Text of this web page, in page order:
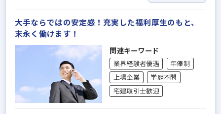
大手ならではの安定感！充実した福利厚生のもと、
末永く働けます！
関連キーワード
業界経験者優遇
年俸制
上場企業
学歴不問
宅建取引士歓迎